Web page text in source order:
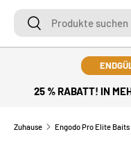
SuchenSuchen
25 % RABATT! IN
Zuhause Engodo Pro Elite Baits